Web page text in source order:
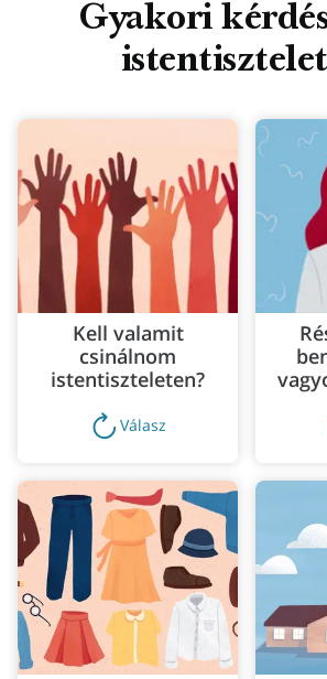
Gyermekek és fiatalok
Szolgálattétel: Hogyan
másokat
Egyedülálló felnőttek
Vasárnapi gyűlések
Gyakori
Kell valamit
csinálnom
istentiszteleten?
Válasz